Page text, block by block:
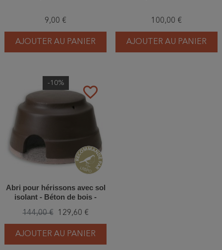
9,00 €
AJOUTER AU PANIER
100,00 €
AJOUTER AU PANIER
favorite_border
-10%
Abri pour hérissons avec sol
isolant - Béton de bois -
144,00 € 129,60 €
AJOUTER AU PANIER